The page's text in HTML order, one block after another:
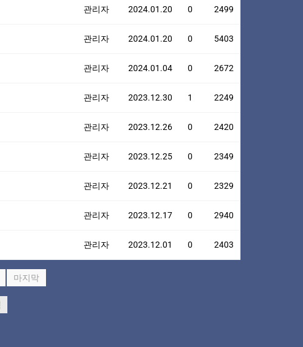
관리자 2024.01.20 0 2499
관리자 2024.01.20 0 5403
관리자 2024.01.04 0 2672
관리자 2023.12.30 1 2249
관리자 2023.12.26 0 2420
관리자 2023.12.25 0 2349
관리자 2023.12.21 0 2329
관리자 2023.12.17 0 2940
관리자 2023.12.01 0 2403
마지막